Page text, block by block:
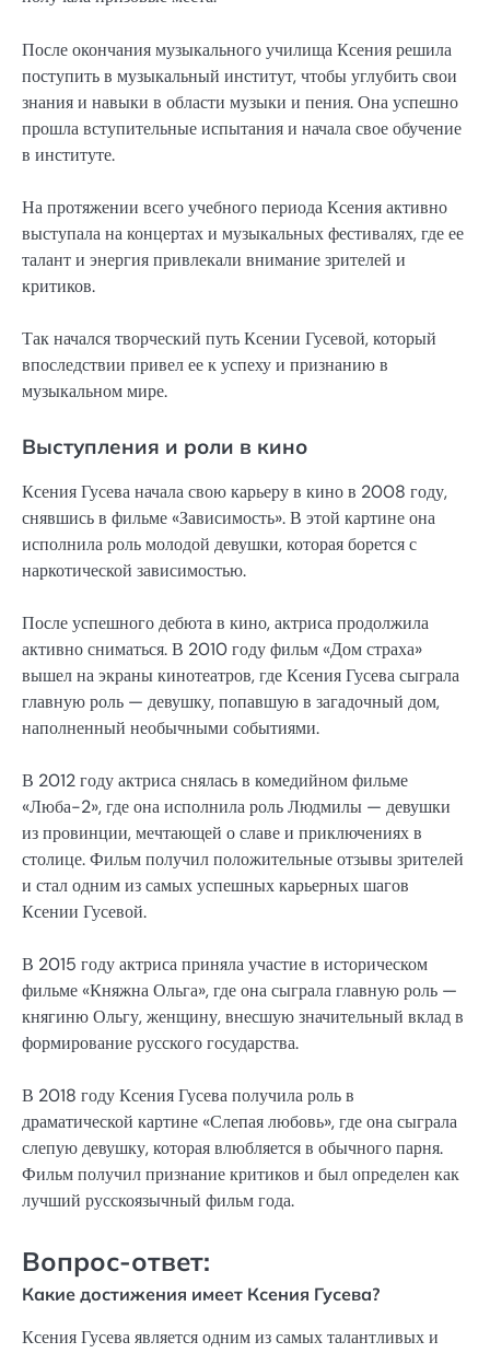
После окончания музыкального училища Ксения решила
поступить в музыкальный институт, чтобы углубить свои
знания и навыки в области музыки и пения. Она успешно
прошла вступительные испытания и начала свое обучение
в институте.
На протяжении всего учебного периода Ксения активно
выступала на концертах и музыкальных фестивалях, где ее
талант и энергия привлекали внимание зрителей и
критиков.
Так начался творческий путь Ксении Гусевой, который
впоследствии привел ее к успеху и признанию в
музыкальном мире.
Выступления и роли в кино
Ксения Гусева начала свою карьеру в кино в 2008 году,
снявшись в фильме «Зависимость». В этой картине она
исполнила роль молодой девушки, которая борется с
наркотической зависимостью.
После успешного дебюта в кино, актриса продолжила
активно сниматься. В 2010 году фильм «Дом страха»
вышел на экраны кинотеатров, где Ксения Гусева сыграла
главную роль — девушку, попавшую в загадочный дом,
наполненный необычными событиями.
В 2012 году актриса снялась в комедийном фильме
«Люба-2», где она исполнила роль Людмилы — девушки
из провинции, мечтающей о славе и приключениях в
столице. Фильм получил положительные отзывы зрителей
и стал одним из самых успешных карьерных шагов
Ксении Гусевой.
В 2015 году актриса приняла участие в историческом
фильме «Княжна Ольга», где она сыграла главную роль —
княгиню Ольгу, женщину, внесшую значительный вклад в
формирование русского государства.
В 2018 году Ксения Гусева получила роль в
драматической картине «Слепая любовь», где она сыграла
слепую девушку, которая влюбляется в обычного парня.
Фильм получил признание критиков и был определен как
лучший русскоязычный фильм года.
Вопрос-ответ:
Какие достижения имеет Ксения Гусева?
Ксения Гусева является одним из самых талантливых и